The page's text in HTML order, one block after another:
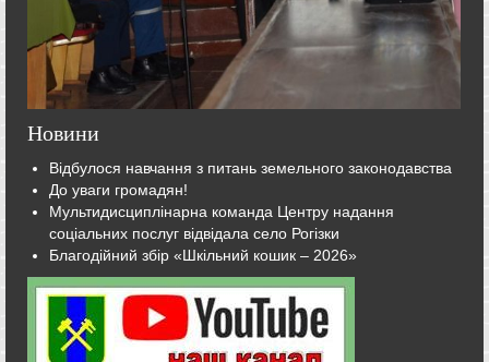
Новини
Відбулося навчання з питань земельного законодавства
До уваги громадян!
Мультидисциплінарна команда Центру надання
соціальних послуг відвідала село Рогізки
Благодійний збір «Шкільний кошик – 2026»